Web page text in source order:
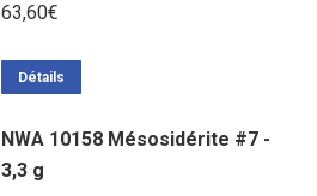
63,60€
Détails
NWA 10158 Mésosidérite #7 -
3,3 g